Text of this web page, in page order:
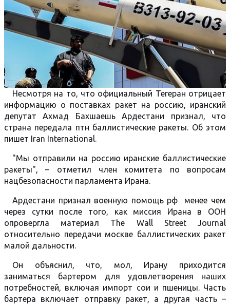
Несмотря на то, что официальный Тегеран отрицает
информацию о поставках ракет на россию, иранский
депутат Ахмад Бахшаешь Ардестани признал, что
страна передала птн баллистические ракеты. Об этом
пишет Iran International.
"Мы отправили на россию иранские баллистические
ракеты", – отметил член комитета по вопросам
нацбезопасности парламента Ирана.
Ардестани признал военную помощь рф менее чем
через сутки после того, как миссия Ирана в ООН
опровергла материал The Wall Street Journal
относительно передачи москве баллистических ракет
малой дальности.
Он объяснил, что, мол, Ирану приходится
заниматься бартером для удовлетворения наших
потребностей, включая импорт сои и пшеницы. Часть
бартера включает отправку ракет, а другая часть –